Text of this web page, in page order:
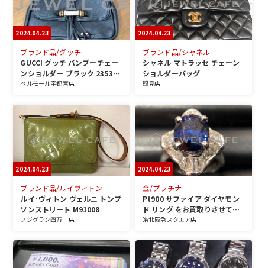
2024.04.23
ブランド品/グッチ
GUCCI グッチ バンブーチェー
ンショルダー ブラック 235320
をお買取しました!
ベルモール宇都宮店
2024.04.23
ブランド品/シャネル
シャネル マトラッセ チェーン
ショルダーバッグ
鶴見店
2024.04.23
ブランド品/ルイヴィトン
ルイ･ヴィトン ヴェルニ トンプ
ソンストリート M91008
フジグラン四万十店
2024.04.23
金/プラチナ
Pt900 サファイア ダイヤモン
ド リング をお買取りさせてい
ただきました!
洛北阪急スクエア店